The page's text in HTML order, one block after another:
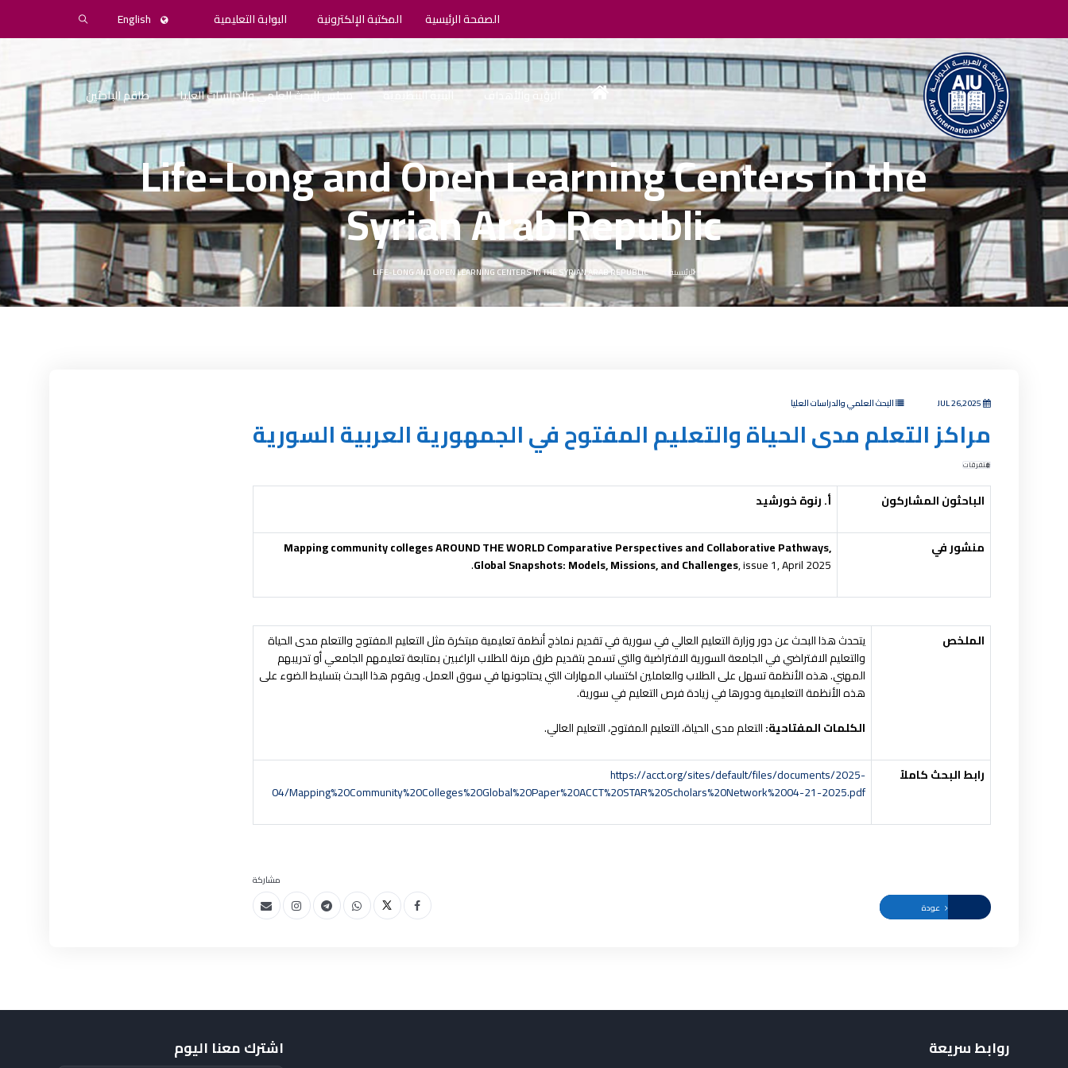
الصفحة الرئيسية المكتبة الإلكترونية البوابة التعليمية English
الرؤية والأهداف البنية التنظيمية مجلس البحث العلمي والدراسات العليا طاقم الباحثين
Life-Long and Open Learning Centers in the
Syrian Arab Republic
الرئيسية LIFE-LONG AND OPEN LEARNING CENTERS IN THE SYRIAN ARAB REPUBLIC
البحث العلمي والدراسات العليا
مراكز التعلم مدى الحياة والتعليم المفتوح في الجمهورية العربية السورية
متفرقات
الباحثون المشاركون أ. رنوة خورشيد
منشور في
Mapping community colleges AROUND THE WORLD Comparative Perspectives and Collaborative Pathways,
Global Snapshots: Models, Missions, and Challenges, issue 1, April 2025.
الملخص
يتحدث هذا البحث عن دور وزارة التعليم العالي في سورية في تقديم نماذج أنظمة تعليمية مبتكرة مثل التعليم المفتوح والتعلم مدى الحياة
والتعليم الافتراضي في الجامعة السورية الافتراضية والتي تسمح بتقديم طرق مرنة للطلاب الراغبين بمتابعة تعليمهم الجامعي أو تدريبهم
المهني. هذه الأنظمة تسهل على الطلاب والعاملين اكتساب المهارات التي يحتاجونها في سوق العمل. ويقوم هذا البحث بتسليط الضوء على
هذه الأنظمة التعليمية ودورها في زيادة فرص التعليم في سورية.
الكلماتالمفتاحية:التعلم مدى الحياة، التعليم المفتوح، التعليم العالي.
رابط البحث كاملاً
https://acct.org/sites/default/files/documents/2025-
04/Mapping%20Community%20Colleges%20Global%20Paper%20ACCT%20STAR%20Scholars%20Network%2004-21-2025.pdf
عودة
مشاركة
روابط سريعة اشترك معنا اليوم